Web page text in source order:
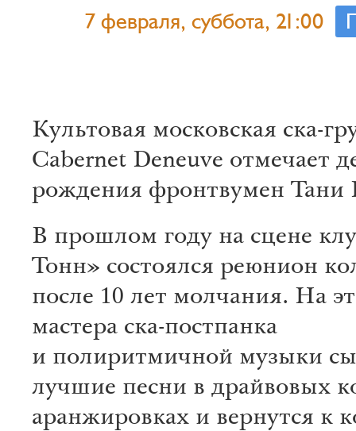
7 февраля, суббота, 21:00
Культовая московская ска-
Cabernet Deneuve отмечает
рождения фронтвумен Тани
В прошлом году на сцене
Тонн» состоялся реюнион
после 10 лет молчания. На
мастера ска-постпанка
и полиритмичной музыки
лучшие песни в драйвовых
аранжировках и вернутся к